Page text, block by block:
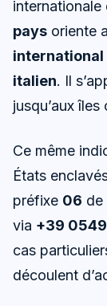
internationale
pays oriente
international
italien. Il
jusqu’aux
Ce même
États
préfixe 06 de
via +39 0549
cas
découlent